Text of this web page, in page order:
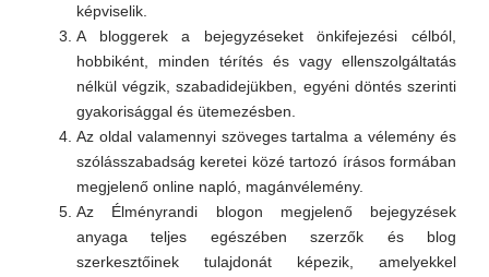
képviselik.
A bloggerek a bejegyzéseket önkifejezési célból,
hobbiként, minden térítés és vagy ellenszolgáltatás
nélkül végzik, szabadidejükben, egyéni döntés szerinti
gyakorisággal és ütemezésben.
Az oldal valamennyi szöveges tartalma a vélemény és
szólásszabadság keretei közé tartozó írásos formában
megjelenő online napló, magánvélemény.
Az Élményrandi blogon megjelenő bejegyzések
anyaga teljes egészében szerzők és blog
szerkesztőinek tulajdonát képezik, amelyekkel